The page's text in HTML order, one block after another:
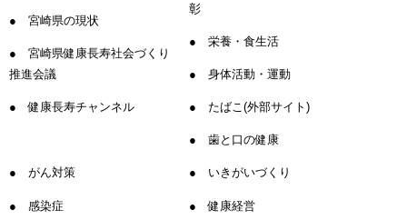
宮崎県の現状
宮崎県健康長寿社会づくり
推進会議
健康長寿チャンネル
彰
栄養・食生活
身体活動・運動
たばこ(外部サイト)
歯と口の健康
がん対策
感染症
いきがいづくり
健康経営